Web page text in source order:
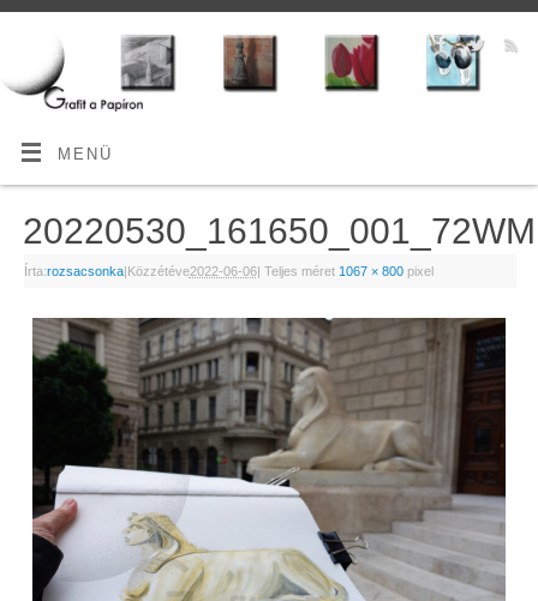
MENÜ
20220530_161650_001_72WM
Írta:rozsacsonka|Közzétéve2022-06-06| Teljes méret 1067 × 800pixel